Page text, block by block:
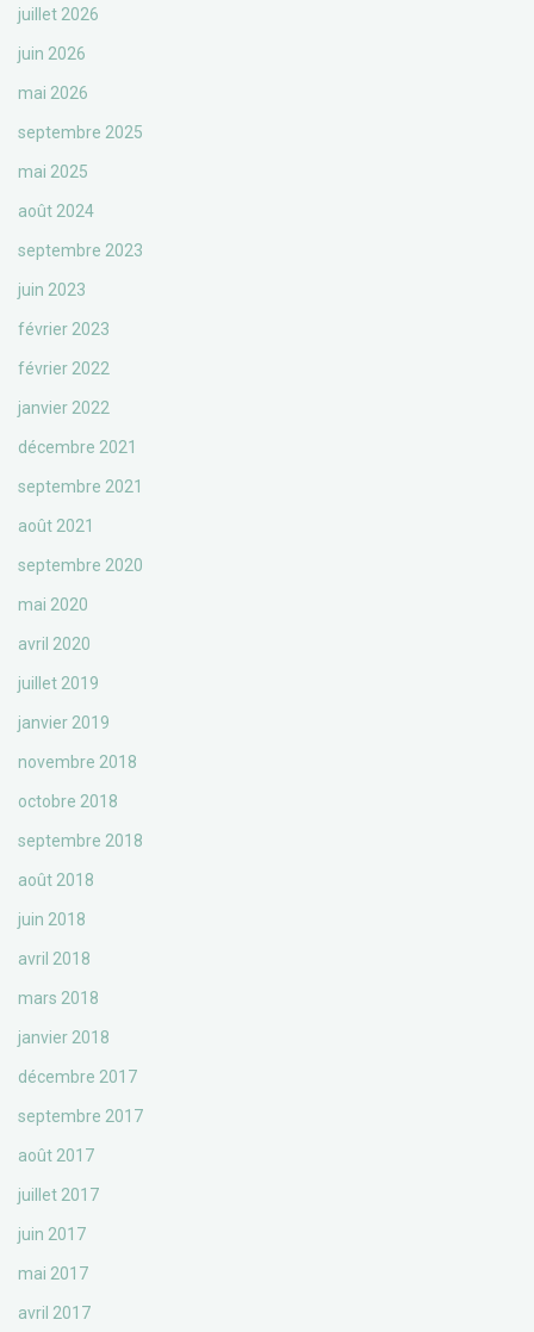
juillet 2026
juin 2026
mai 2026
septembre 2025
mai 2025
août 2024
septembre 2023
juin 2023
février 2023
février 2022
janvier 2022
décembre 2021
septembre 2021
août 2021
septembre 2020
mai 2020
avril 2020
juillet 2019
janvier 2019
novembre 2018
octobre 2018
septembre 2018
août 2018
juin 2018
avril 2018
mars 2018
janvier 2018
décembre 2017
septembre 2017
août 2017
juillet 2017
juin 2017
mai 2017
avril 2017